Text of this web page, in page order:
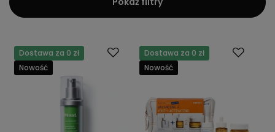
Dostawa za 0 zł
Nowość
Dostawa za 0 zł
Nowość